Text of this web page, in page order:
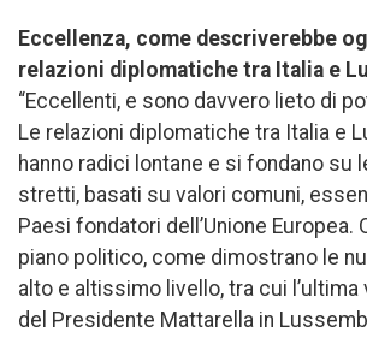
Eccellenza, come descriverebbe
relazioni diplomatiche tra Italia e
“Eccellenti, e sono davvero lieto di
Le relazioni diplomatiche tra Italia e
hanno radici lontane e si fondano su
stretti, basati su valori comuni,
Paesi fondatori dell’Unione Europea.
piano politico, come dimostrano le
alto e altissimo livello, tra cui
del Presidente Mattarella in